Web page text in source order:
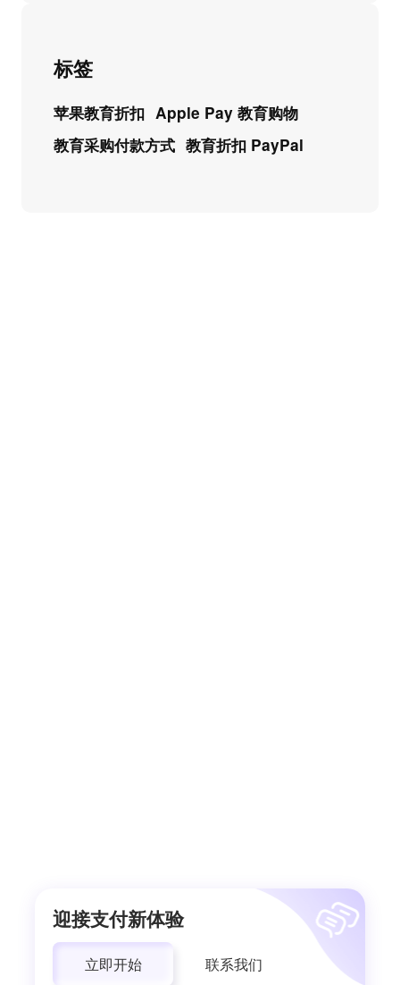
标签
苹果教育折扣 Apple Pay 教育购物
教育采购付款方式 教育折扣 PayPal
迎接支付新体验
立即开始 联系我们